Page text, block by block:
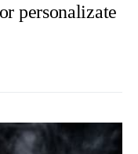
personalizate